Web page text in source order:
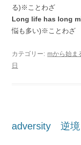
る)※ことわざ
Long life has long
悩も多い)※ことわざ
カテゴリー: mから始ま
日
adversity 逆境